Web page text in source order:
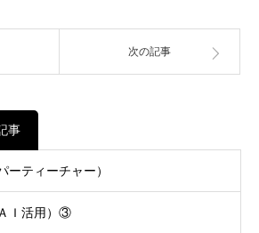
次の記事
事
ーティーチャー）
Ｉ活用）③